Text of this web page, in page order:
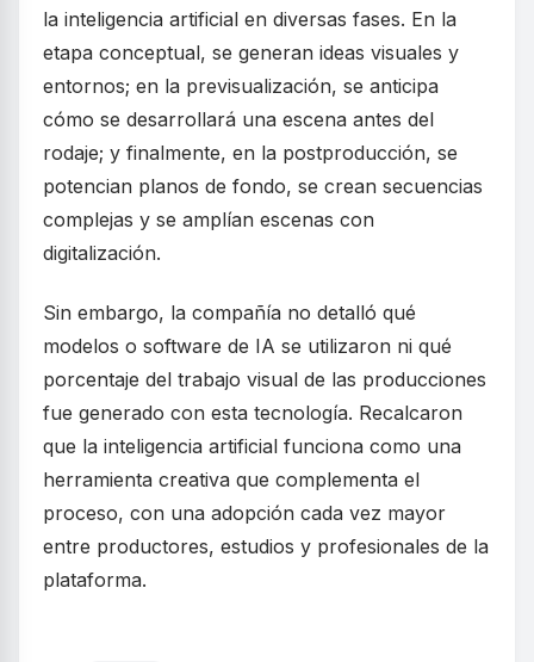
la inteligencia artificial en diversas fases. En la
etapa conceptual, se generan ideas visuales y
entornos; en la previsualización, se anticipa
cómo se desarrollará una escena antes del
rodaje; y finalmente, en la postproducción, se
potencian planos de fondo, se crean secuencias
complejas y se amplían escenas con
digitalización.
Sin embargo, la compañía no detalló qué
modelos o software de IA se utilizaron ni qué
porcentaje del trabajo visual de las producciones
fue generado con esta tecnología. Recalcaron
que la inteligencia artificial funciona como una
herramienta creativa que complementa el
proceso, con una adopción cada vez mayor
entre productores, estudios y profesionales de la
plataforma.